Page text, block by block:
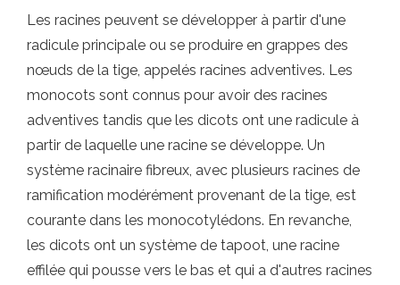
Les racines peuvent se développer à partir d'une
radicule principale ou se produire en grappes des
nœuds de la tige, appelés racines adventives. Les
monocots sont connus pour avoir des racines
adventives tandis que les dicots ont une radicule à
partir de laquelle une racine se développe. Un
système racinaire fibreux, avec plusieurs racines de
ramification modérément provenant de la tige, est
courante dans les monocotylédons. En revanche,
les dicots ont un système de tapoot, une racine
effilée qui pousse vers le bas et qui a d'autres racines